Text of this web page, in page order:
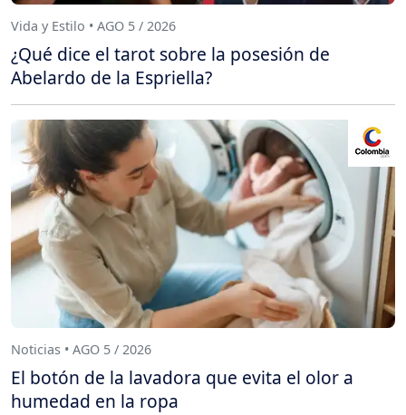
Vida y Estilo • AGO 5 / 2026
¿Qué dice el tarot sobre la posesión de
Abelardo de la Espriella?
Noticias • AGO 5 / 2026
El botón de la lavadora que evita el olor a
humedad en la ropa